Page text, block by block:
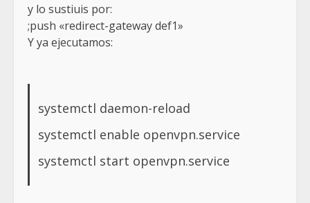
y lo sustiuis por:
;push «redirect-gateway def1»
Y ya ejecutamos:
systemctl daemon-reload
systemctl enable openvpn.service
systemctl start openvpn.service